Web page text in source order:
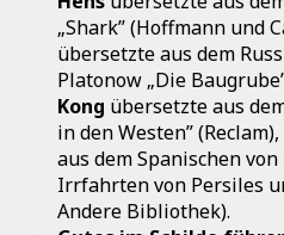
„Shark” (Hoffmann und
übersetzte aus dem
Platonow „Die
Kong übersetzte aus
in den Westen” (Reclam),
aus dem Spanischen
Irrfahrten von Persiles
Andere Bibliothek).